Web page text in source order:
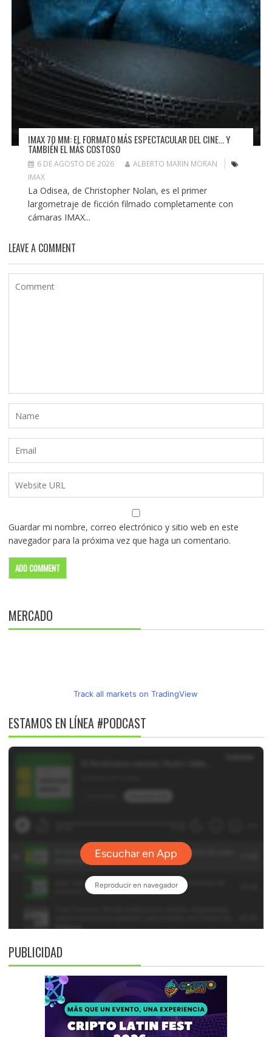
IMAX 70 MM: EL FORMATO MÁS ESPECTACULAR DEL CINE… Y
TAMBIÉN EL MÁS COSTOSO
6 DE AGOSTO DE 2026
ALBERTO MARIN MORAN
IMAX
La Odisea, de Christopher Nolan, es el primer
largometraje de ficción filmado completamente con
cámaras IMAX...
LEAVE A COMMENT
Guardar mi nombre, correo electrónico y sitio web en este
navegador para la próxima vez que haga un comentario.
MERCADO
Track all markets on TradingView
ESTAMOS EN LÍNEA #PODCAST
PUBLICIDAD